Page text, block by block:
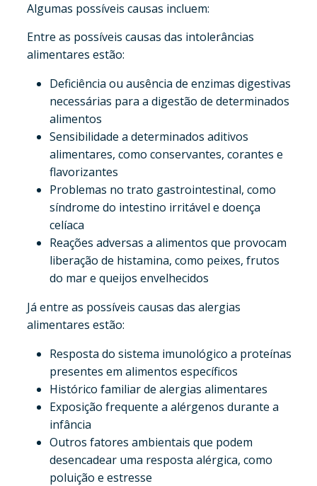
Algumas possíveis causas incluem:
Entre as possíveis causas das intolerâncias
alimentares estão:
Deficiência ou ausência de enzimas digestivas
necessárias para a digestão de determinados
alimentos
Sensibilidade a determinados aditivos
alimentares, como conservantes, corantes e
flavorizantes
Problemas no trato gastrointestinal, como
síndrome do intestino irritável e doença
celíaca
Reações adversas a alimentos que provocam
liberação de histamina, como peixes, frutos
do mar e queijos envelhecidos
Já entre as possíveis causas das alergias
alimentares estão:
Resposta do sistema imunológico a proteínas
presentes em alimentos específicos
Histórico familiar de alergias alimentares
Exposição frequente a alérgenos durante a
infância
Outros fatores ambientais que podem
desencadear uma resposta alérgica, como
poluição e estresse